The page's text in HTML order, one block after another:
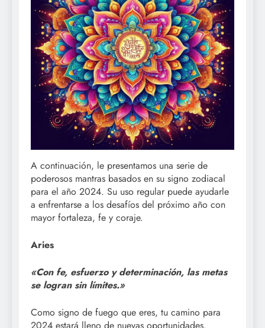
A continuación, le presentamos una serie de
poderosos mantras basados en su signo zodiacal
para el año 2024. Su uso regular puede ayudarle
a enfrentarse a los desafíos del próximo año con
mayor fortaleza, fe y coraje.
Aries
«Con fe, esfuerzo y determinación, las metas
se logran sin límites.»
Como signo de fuego que eres, tu camino para
2024 estará lleno de nuevas oportunidades.